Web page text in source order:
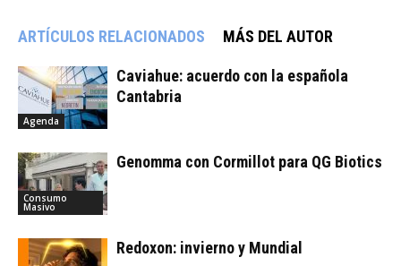
ARTÍCULOS RELACIONADOS MÁS DEL AUTOR
Agenda
Caviahue: acuerdo con la española
Cantabria
Consumo
Masivo
Genomma con Cormillot para QG Biotics
Redoxon: invierno y Mundial